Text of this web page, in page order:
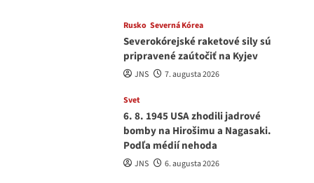
Rusko Severná Kórea
Severokórejské raketové sily sú
pripravené zaútočiť na Kyjev
JNS 7. augusta 2026
Svet
6. 8. 1945 USA zhodili jadrové
bomby na Hirošimu a Nagasaki.
Podľa médií nehoda
JNS 6. augusta 2026